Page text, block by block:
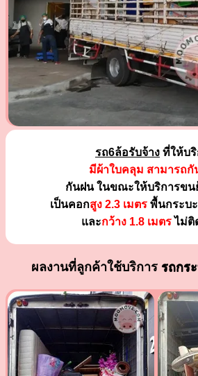
รถ6ล้อรับจ้าง ที่ให้บ
มีผ้าใบคลุม สามารถกั
กันฝน ในขณะให้บริการขน
เป็นคอกสูง 2.3 เมตรพื้นกระบะ
และกว้าง 1.8 เมตรไม่ติ
ผลงานที่ลูกค้าใช้บริการ รถกร